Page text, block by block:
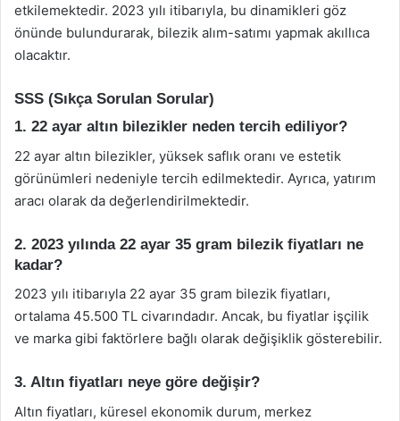
etkilemektedir. 2023 yılı itibarıyla, bu dinamikleri göz
önünde bulundurarak, bilezik alım-satımı yapmak akıllıca
olacaktır.
SSS (Sıkça Sorulan Sorular)
1. 22 ayar altın bilezikler neden tercih ediliyor?
22 ayar altın bilezikler, yüksek saflık oranı ve estetik
görünümleri nedeniyle tercih edilmektedir. Ayrıca, yatırım
aracı olarak da değerlendirilmektedir.
2. 2023 yılında 22 ayar 35 gram bilezik fiyatları ne
kadar?
2023 yılı itibarıyla 22 ayar 35 gram bilezik fiyatları,
ortalama 45.500 TL civarındadır. Ancak, bu fiyatlar işçilik
ve marka gibi faktörlere bağlı olarak değişiklik gösterebilir.
3. Altın fiyatları neye göre değişir?
Altın fiyatları, küresel ekonomik durum, merkez